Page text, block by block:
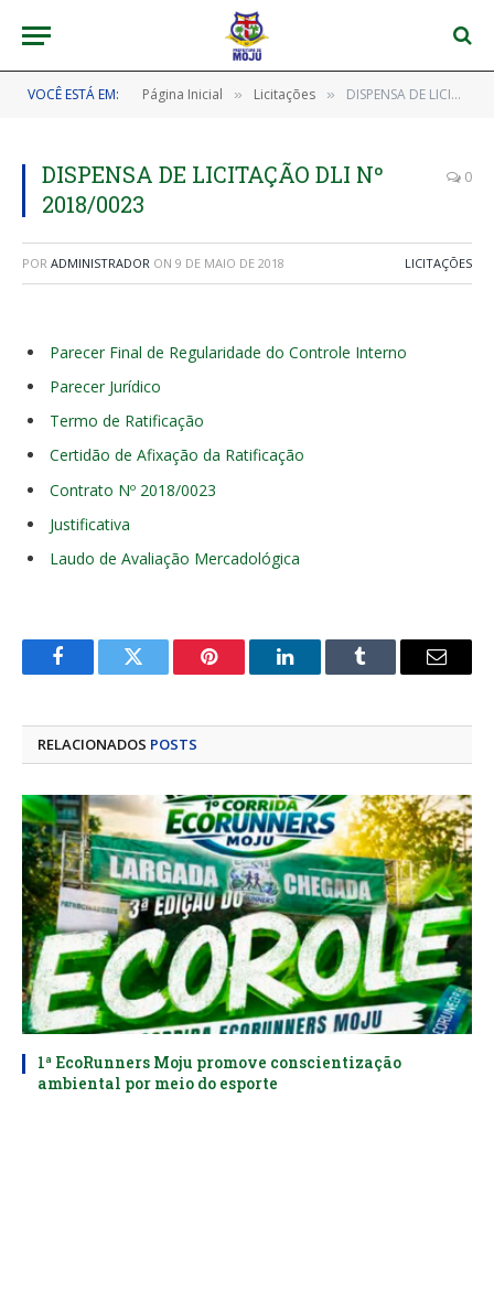
VOCÊ ESTÁ EM: Página Inicial » Licitações » DISPENSA DE LICITAÇÃO DLI Nº 2018/0023
DISPENSA DE LICITAÇÃO DLI Nº
2018/0023
0
POR ADMINISTRADOR ON 9 DE MAIO DE 2018 LICITAÇÕES
Parecer Final de Regularidade do Controle Interno
Parecer Jurídico
Termo de Ratificação
Certidão de Afixação da Ratificação
Contrato Nº 2018/0023
Justificativa
Laudo de Avaliação Mercadológica
FacebookTwitter Pinterest LinkedInTumblr
E-
RELACIONADOS POSTS
1ª EcoRunners Moju promove conscientização
ambiental por meio do esporte